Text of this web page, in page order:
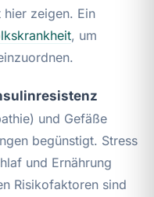
zeigen. Ein
, um
und Gefäße
begünstigt. Stress
und Ernährung
Risikofaktoren sind